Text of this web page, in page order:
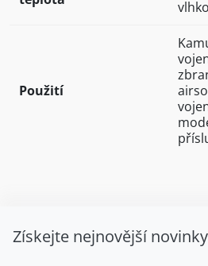
Použití
Získejte nejnovější